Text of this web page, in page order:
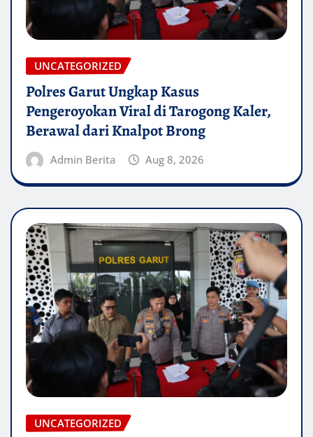
UNCATEGORIZED
Polres Garut Ungkap Kasus
Pengeroyokan Viral di Tarogong Kaler,
Berawal dari Knalpot Brong
Admin Berita Aug 8, 2026
UNCATEGORIZED